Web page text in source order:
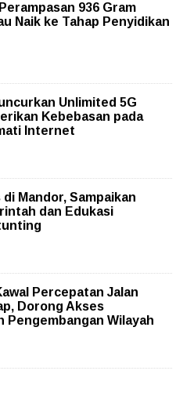
936 Gram
Naik ke Tahap Penyidikan
Unlimited 5G
Kebebasan pada
Internet
Mandor, Sampaikan
dan Edukasi
Percepatan Jalan
Dorong Akses
Pengembangan Wilayah